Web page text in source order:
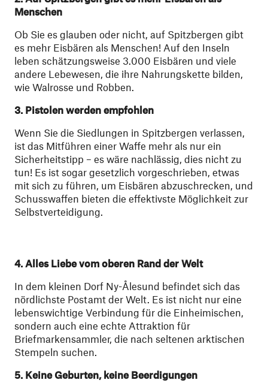
Menschen
Ob Sie es glauben oder nicht, auf Spitzbergen gibt
es mehr Eisbären als Menschen! Auf den Inseln
leben schätzungsweise 3.000 Eisbären und viele
andere Lebewesen, die ihre Nahrungskette bilden,
wie Walrosse und Robben.
3. Pistolen werden empfohlen
Wenn Sie die Siedlungen in Spitzbergen verlassen,
ist das Mitführen einer Waffe mehr als nur ein
Sicherheitstipp – es wäre nachlässig, dies nicht zu
tun! Es ist sogar gesetzlich vorgeschrieben, etwas
mit sich zu führen, um Eisbären abzuschrecken, und
Schusswaffen bieten die effektivste Möglichkeit zur
Selbstverteidigung.
4. Alles Liebe vom oberen Rand der Welt
In dem kleinen Dorf Ny-Ålesund befindet sich das
nördlichste Postamt der Welt. Es ist nicht nur eine
lebenswichtige Verbindung für die Einheimischen,
sondern auch eine echte Attraktion für
Briefmarkensammler, die nach seltenen arktischen
Stempeln suchen.
5. Keine Geburten, keine Beerdigungen